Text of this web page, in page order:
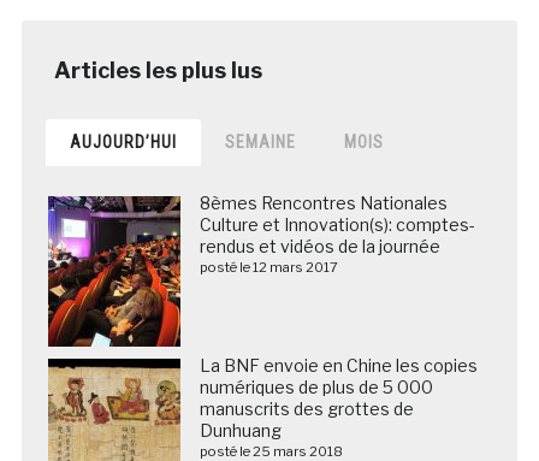
AUJOURD’HUI SEMAINE MOIS
8èmes Rencontres Nationales
Culture et Innovation(s): comptes-
rendus et vidéos de la journée
posté le 12 mars 2017
La BNF envoie en Chine les copies
numériques de plus de 5 000
manuscrits des grottes de
Dunhuang
posté le 25 mars 2018